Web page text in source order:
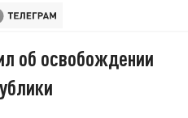
об освобождении